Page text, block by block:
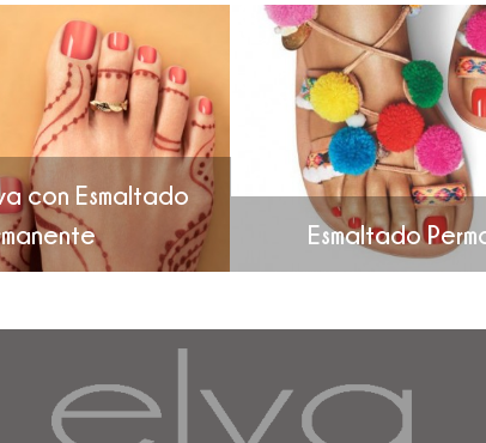
con Esmaltado
Esmaltado